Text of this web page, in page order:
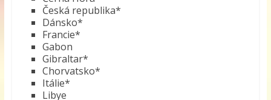
Česká republika*
Dánsko*
Francie*
Gabon
Gibraltar*
Chorvatsko*
Itálie*
Libye